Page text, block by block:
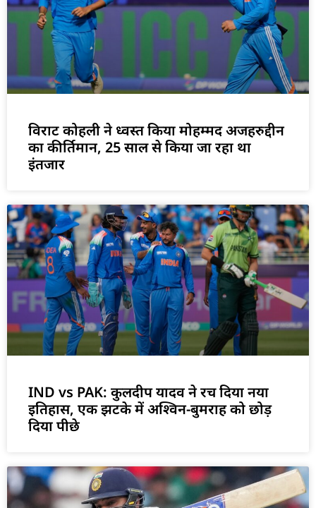
विराट कोहली ने ध्वस्त किया मोहम्मद अजहरुद्दीन
का कीर्तिमान, 25 साल से किया जा रहा था
इंतजार
IND vs PAK: कुलदीप यादव ने रच दिया नया
इतिहास, एक झटके में अश्विन-बुमराह को छोड़
दिया पीछे